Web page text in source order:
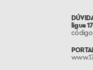
ligue
código